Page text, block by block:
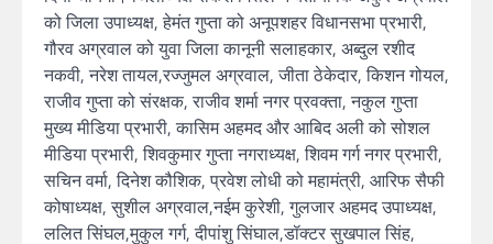
को जिला उपाध्यक्ष, हेमंत गुप्ता को अनूपशहर विधानसभा प्रभारी,
गौरव अग्रवाल को युवा जिला कानूनी सलाहकार, अब्दुल रशीद
नकवी, नरेश तायल,रज्जुमल अग्रवाल, जीता ठेकेदार, किशन गोयल,
राजीव गुप्ता को संरक्षक, राजीव शर्मा नगर प्रवक्ता, नकुल गुप्ता
मुख्य मीडिया प्रभारी, कासिम अहमद और आबिद अली को सोशल
मीडिया प्रभारी, शिवकुमार गुप्ता नगराध्यक्ष, शिवम गर्ग नगर प्रभारी,
सचिन वर्मा, दिनेश कौशिक, प्रवेश लोधी को महामंत्री, आरिफ सैफी
कोषाध्यक्ष, सुशील अग्रवाल,नईम कुरेशी, गुलजार अहमद उपाध्यक्ष,
ललित सिंघल,मुकुल गर्ग, दीपांशु सिंघाल,डॉक्टर सुखपाल सिंह,